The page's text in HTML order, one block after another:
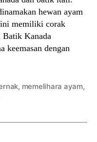
hewan ayam
memiliki corak
Batik Kanada
keemasan dengan
, memelihara ayam,